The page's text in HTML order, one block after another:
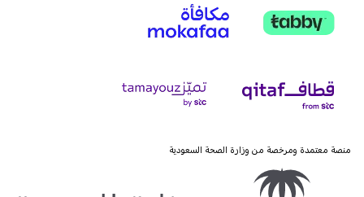
منصة معتمدة ومرخصة من وزارة الصحة السعودية